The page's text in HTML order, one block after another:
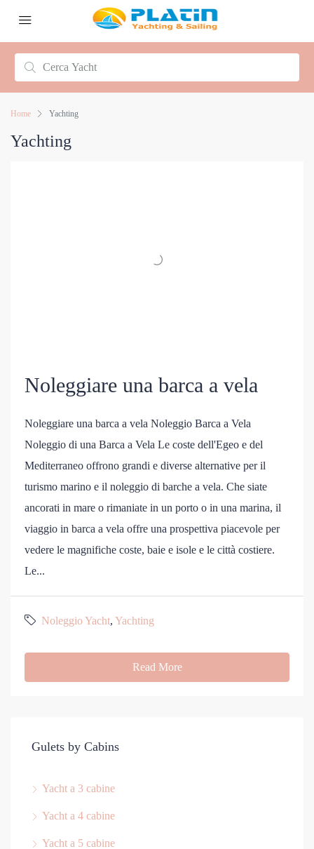
Home Yachting
Yachting
Noleggiare una barca a vela
Noleggiare una barca a vela Noleggio Barca a Vela
Noleggio di una Barca a Vela Le coste dell'Egeo e del
Mediterraneo offrono grandi e diverse alternative per il
turismo marino e il noleggio di barche a vela. Che siate
ancorati in mare o rimaniate in un porto o in una marina, il
viaggio in barca a vela offre una prospettiva piacevole per
vedere le magnifiche coste, baie e isole e le città costiere.
Le...
Noleggio Yacht, Yachting
Read More
Gulets by Cabins
Yacht a 3 cabine
Yacht a 4 cabine
Yacht a 5 cabine